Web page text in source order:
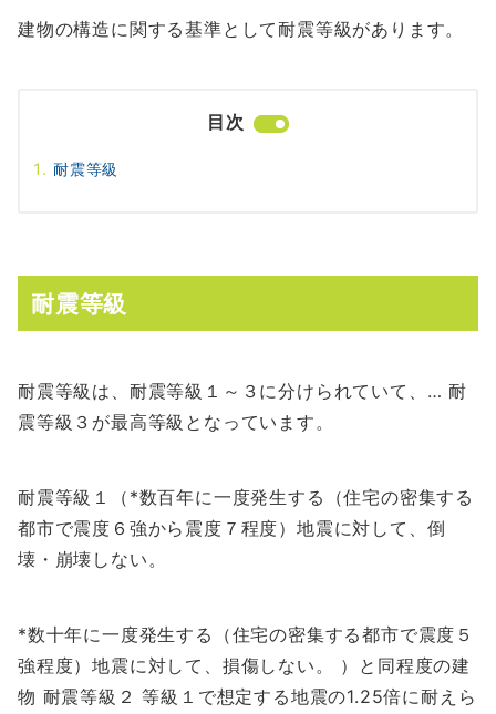
建物の構造に関する基準として耐震等級があります。
目次
耐震等級
耐震等級
耐震等級は、耐震等級１～３に分けられていて、… 耐
震等級３が最高等級となっています。
耐震等級１（*数百年に一度発生する（住宅の密集する
都市で震度６強から震度７程度）地震に対して、倒
壊・崩壊しない。
*数十年に一度発生する（住宅の密集する都市で震度５
強程度）地震に対して、損傷しない。 ）と同程度の建
物 耐震等級２ 等級１で想定する地震の1.25倍に耐えら